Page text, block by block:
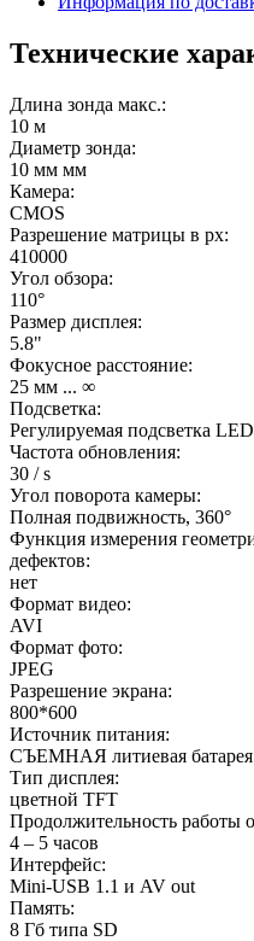
Технические
Длина зонда макс.:
10 м
Диаметр зонда:
10 мм мм
Камера:
CMOS
Разрешение матрицы в px:
410000
Угол обзора:
110°
Размер дисплея:
5.8"
Фокусное расстояние:
25 мм ... ∞
Подсветка:
Регулируемая подсветка LED
Частота обновления:
30 / s
Угол поворота камеры:
Полная подвижность, 360°
Функция измерения
дефектов:
нет
Формат видео:
AVI
Формат фото:
JPEG
Разрешение экрана:
800*600
Источник питания:
СЪЕМНАЯ литиевая батарея
Тип дисплея:
цветной TFT
Продолжительность работы
4 – 5 часов
Интерфейс:
Mini-USB 1.1 и AV out
Память:
8 Гб типа SD